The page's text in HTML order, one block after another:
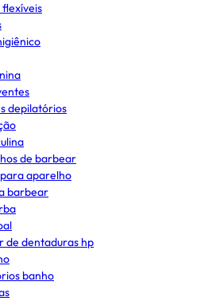
flexíveis
depilatórios
de barbear
aparelho
barbear
de dentaduras hp
banho